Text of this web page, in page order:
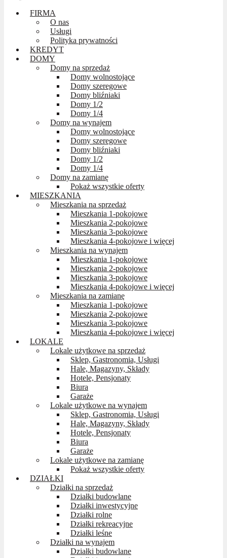
FIRMA
O nas
Usługi
Polityka prywatności
KREDYT
DOMY
Domy na sprzedaż
Domy wolnostojące
Domy szeregowe
Domy bliźniaki
Domy 1/2
Domy 1/4
Domy na wynajem
Domy wolnostojące
Domy szeregowe
Domy bliźniaki
Domy 1/2
Domy 1/4
Domy na zamianę
Pokaż wszystkie oferty
MIESZKANIA
Mieszkania na sprzedaż
Mieszkania 1-pokojowe
Mieszkania 2-pokojowe
Mieszkania 3-pokojowe
Mieszkania 4-pokojowe i więcej
Mieszkania na wynajem
Mieszkania 1-pokojowe
Mieszkania 2-pokojowe
Mieszkania 3-pokojowe
Mieszkania 4-pokojowe i więcej
Mieszkania na zamianę
Mieszkania 1-pokojowe
Mieszkania 2-pokojowe
Mieszkania 3-pokojowe
Mieszkania 4-pokojowe i więcej
LOKALE
Lokale użytkowe na sprzedaż
Sklep, Gastronomia, Usługi
Hale, Magazyny, Składy
Hotele, Pensjonaty
Biura
Garaże
Lokale użytkowe na wynajem
Sklep, Gastronomia, Usługi
Hale, Magazyny, Składy
Hotele, Pensjonaty
Biura
Garaże
Lokale użytkowe na zamianę
Pokaż wszystkie oferty
DZIAŁKI
Działki na sprzedaż
Działki budowlane
Działki inwestycyjne
Działki rolne
Działki rekreacyjne
Działki leśne
Działki na wynajem
Działki budowlane